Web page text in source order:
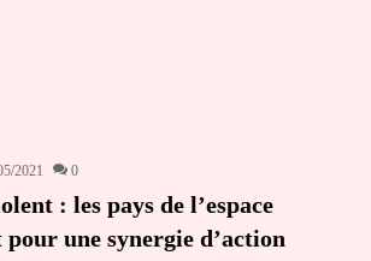
2021 0
: les pays de l’espace
une synergie d’action